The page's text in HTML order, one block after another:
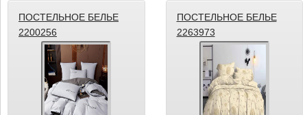
ПОСТЕЛЬНОЕ БЕЛЬЕ
2200256
ПОСТЕЛЬНОЕ БЕЛЬЕ
2263973